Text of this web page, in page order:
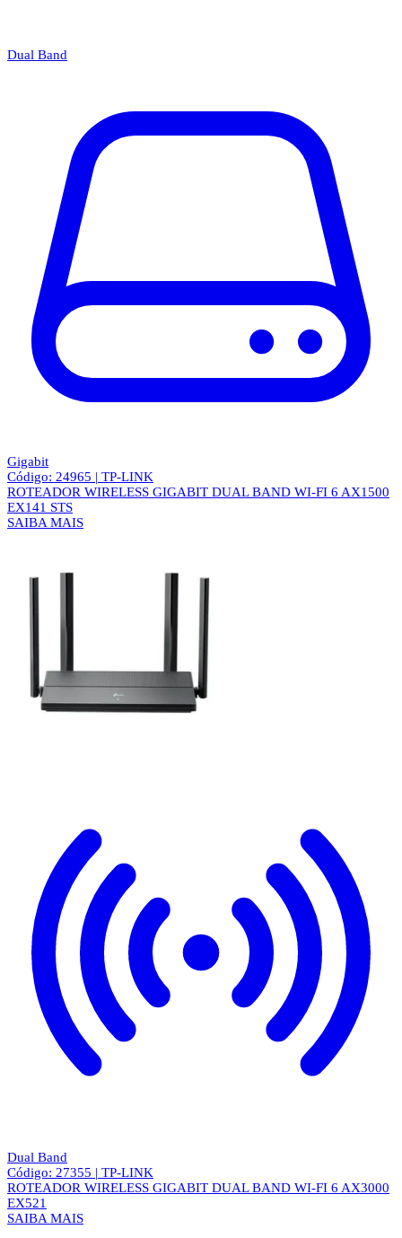
Dual Band
Gigabit
Código: 24965 | TP-LINK
ROTEADOR WIRELESS GIGABIT DUAL BAND WI-FI 6 AX1500
EX141 STS
SAIBA MAIS
Dual Band
Código: 27355 | TP-LINK
ROTEADOR WIRELESS GIGABIT DUAL BAND WI-FI 6 AX3000
EX521
SAIBA MAIS